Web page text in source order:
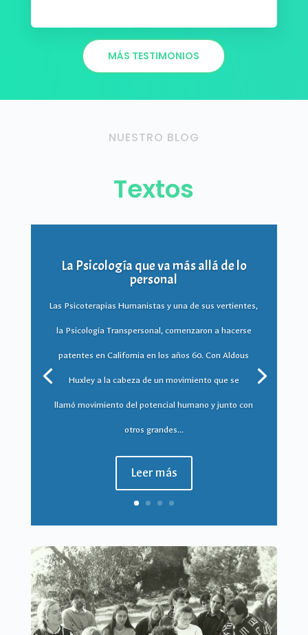
MÁS TESTIMONIOS
NUESTRO BLOG
Textos
Las cuatro estaciones del mundo
interior
Cada estación tiene su tesoro, una ventana abierta a
cada punto cardinal desde donde asomarse a la Vida. El
ser humano es un microcosmos sujeto a las mismas
leyes que el resto de la Creación. También en nosotros
el cambio es la regla. Mas podemos aprender a
manejar,...
Leer más